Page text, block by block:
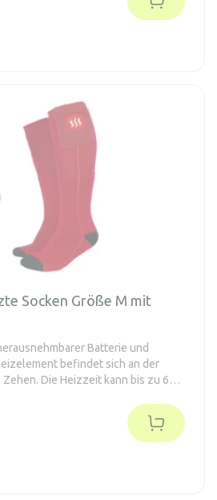
Socken Größe M mit
Batterie und
befindet sich an der
Die Heizzeit kann bis zu 6